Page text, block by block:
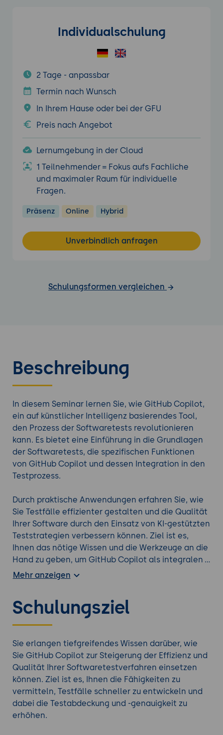
Individualschulung
2 Tage - anpassbar
Termin nach Wunsch
In Ihrem Hause oder bei der GFU
Preis nach Angebot
Lernumgebung in der Cloud
1 Teilnehmender = Fokus aufs Fachliche
und maximaler Raum für individuelle
Fragen.
Präsenz Online Hybrid
Unverbindlich anfragen
Schulungsformen vergleichen
Beschreibung
In diesem Seminar lernen Sie, wie GitHub Copilot,
ein auf künstlicher Intelligenz basierendes Tool,
den Prozess der Softwaretests revolutionieren
kann. Es bietet eine Einführung in die Grundlagen
der Softwaretests, die spezifischen Funktionen
von GitHub Copilot und dessen Integration in den
Testprozess.
Durch praktische Anwendungen erfahren Sie, wie
Sie Testfälle effizienter gestalten und die Qualität
Ihrer Software durch den Einsatz von KI-gestützten
Teststrategien verbessern können. Ziel ist es,
Ihnen das nötige Wissen und die Werkzeuge an die
Hand zu geben, um GitHub Copilot als integralen
Bestandteil Ihres Entwicklungs- und Testprozesses
Verschaffen Sie sich einen Überblick über alle
Mehr anzeigen
Schulungsziel
Sie erlangen tiefgreifendes Wissen darüber, wie
Sie GitHub Copilot zur Steigerung der Effizienz und
Qualität Ihrer Softwaretestverfahren einsetzen
können. Ziel ist es, Ihnen die Fähigkeiten zu
vermitteln, Testfälle schneller zu entwickeln und
dabei die Testabdeckung und -genauigkeit zu
erhöhen.